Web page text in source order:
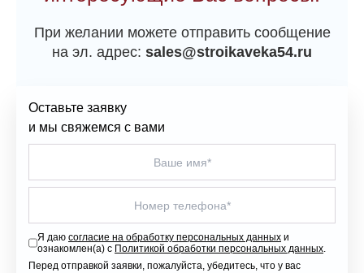
При желании можете отправить сообщение
на эл. адрес: sales@stroikaveka54.ru
Оставьте заявку
и мы свяжемся с вами
Я даю согласие на обработку персональных данныхи
ознакомлен(а) с Политикой обработки персональных данных.
Перед отправкой заявки, пожалуйста, убедитесь, что у вас